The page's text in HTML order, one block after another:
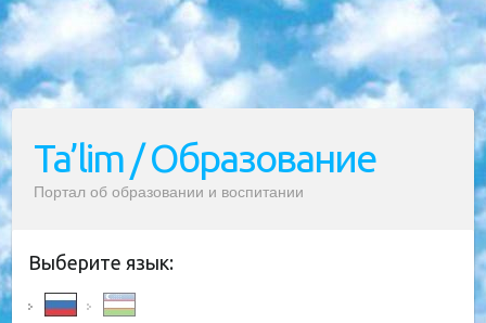
Ta’lim / Образование
Портал об образовании и воспитании
Выберите язык: